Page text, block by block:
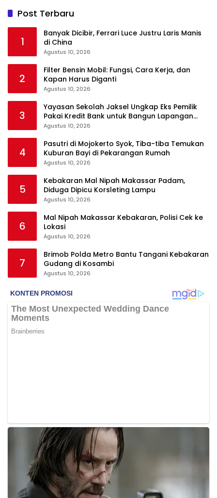
Post Terbaru
1
Banyak Dicibir, Ferrari Luce Justru Laris Manis
di China
Agustus 10, 2026
2
Filter Bensin Mobil: Fungsi, Cara Kerja, dan
Kapan Harus Diganti
Agustus 10, 2026
3
Yayasan Sekolah Jaksel Ungkap Eks Pemilik
Pakai Kredit Bank untuk Bangun Lapangan
Padel
Agustus 10, 2026
4
Pasutri di Mojokerto Syok, Tiba-tiba Temukan
Kuburan Bayi di Pekarangan Rumah
Agustus 10, 2026
5
Kebakaran Mal Nipah Makassar Padam,
Diduga Dipicu Korsleting Lampu
Agustus 10, 2026
6
Mal Nipah Makassar Kebakaran, Polisi Cek ke
Lokasi
Agustus 10, 2026
7
Brimob Polda Metro Bantu Tangani Kebakaran
Gudang di Kosambi
Agustus 10, 2026